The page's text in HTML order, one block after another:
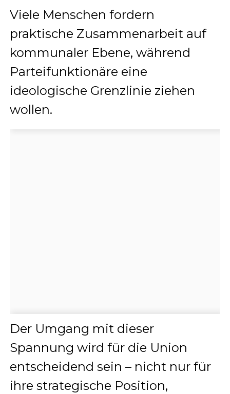
Viele Menschen fordern
praktische Zusammenarbeit auf
kommunaler Ebene, während
Parteifunktionäre eine
ideologische Grenzlinie ziehen
wollen.
Der Umgang mit dieser
Spannung wird für die Union
entscheidend sein – nicht nur für
ihre strategische Position,